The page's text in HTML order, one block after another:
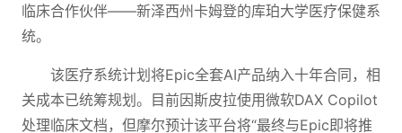
临床合作伙伴——新泽西州卡姆登的库珀大学医疗保健系
统。
该医疗系统计划将Epic全套AI产品纳入十年合同，相
关成本已统筹规划。目前因斯皮拉使用微软DAX Copilot
处理临床文档，但摩尔预计该平台将“最终与Epic即将推